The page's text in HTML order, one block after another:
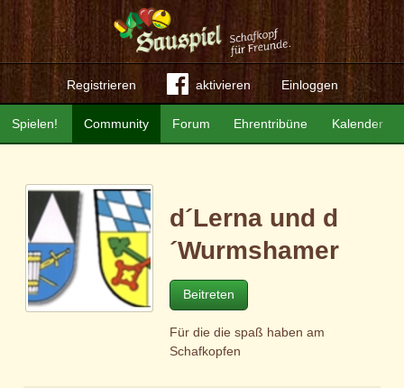
Registrieren aktivieren Einloggen
Community Forum Ehrentribüne Kalender
Spielen!
d´Lerna und d
´Wurmshamer
Beitreten
Für die die spaß haben am
Schafkopfen